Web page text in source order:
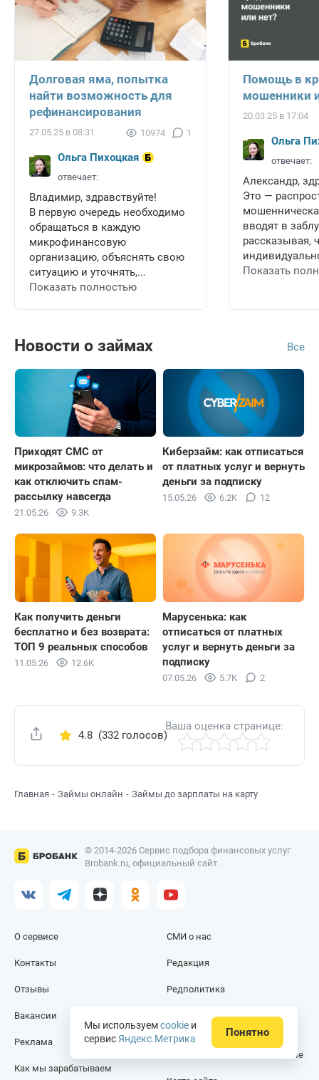
Долговая яма, попытка
найти возможность для
рефинансирования
27.05.25 в 08:31 10974 1
Ольга Пихоцкая
отвечает:
Владимир, здравствуйте!
В первую очередь необходимо
обращаться в каждую
микрофинансовую
организацию, объяснять свою
ситуацию и уточнять,...
Показать полностью
Помощь в
мошенники
20.03.25 в 17:04
Ольга
отвечает:
Александр,
Это —
вводят в
рассказывая,
Показать
Новости о займах Все
Приходят СМС от
микрозаймов: что делать и
как отключить спам-
рассылку навсегда
21.05.26 9.3K
Киберзайм: как отписаться
от платных услуг и вернуть
деньги за подписку
15.05.26 6.2K 12
Как получить деньги
бесплатно и без возврата:
ТОП 9 реальных способов
11.05.26 12.6K
Марусенька: как
отписаться от платных
услуг и вернуть деньги за
подписку
07.05.26 5.7K 2
Поделиться
4.8(332 голосов)
Ваша оценка странице:
Главная Займы онлайн Займы до зарплаты на карту
© 2014-2026 Сервис подбора финансовых услуг
Brobank.ru, официальный сайт.
О сервисе
Контакты
Отзывы
СМИ о нас
Редакция
Редполитика
Вакансии
Реклама
Как мы зарабатываем
конфиденциальности
Пользовательское соглашение
Мы используемcookie и
сервис Яндекс.Метрика Понятно